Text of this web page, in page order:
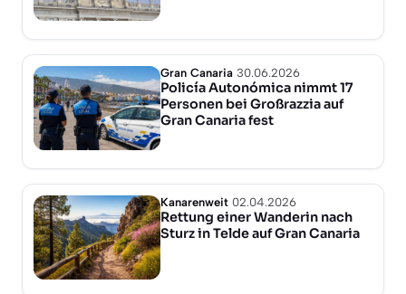
Gran Canaria 30.06.2026
Policía Autonómica nimmt 17
Personen bei Großrazzia auf
Gran Canaria fest
Kanarenweit 02.04.2026
Rettung einer Wanderin nach
Sturz in Telde auf Gran Canaria